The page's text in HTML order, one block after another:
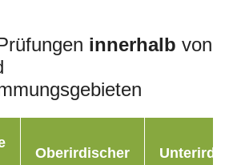
innerhalb von
Oberirdischer